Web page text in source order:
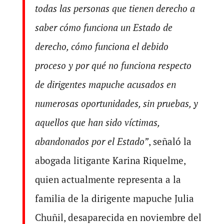
todas las personas que tienen derecho a
saber cómo funciona un Estado de
derecho, cómo funciona el debido
proceso y por qué no funciona respecto
de dirigentes mapuche acusados en
numerosas oportunidades, sin pruebas, y
aquellos que han sido víctimas,
abandonados por el Estado”, señaló la
abogada litigante Karina Riquelme,
quien actualmente representa a la
familia de la dirigente mapuche Julia
Chuñil, desaparecida en noviembre del